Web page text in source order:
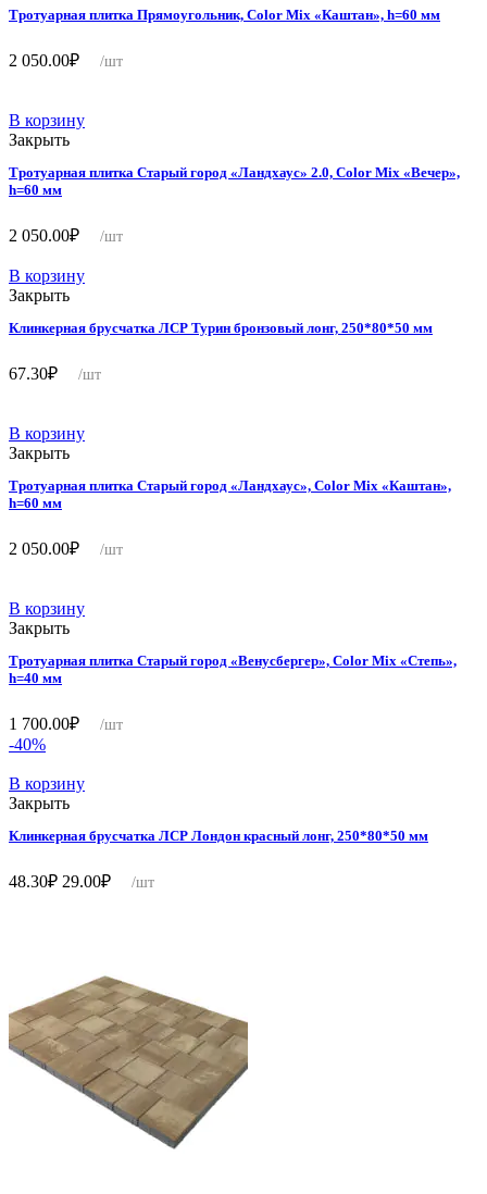
Тротуарная плитка Прямоугольник, Color Mix «Каштан», h=60 мм
2 050.00₽ /шт
В корзину
Закрыть
Тротуарная плитка Старый город «Ландхаус» 2.0, Color Mix «Вечер»,
h=60 мм
2 050.00₽ /шт
В корзину
Закрыть
Клинкерная брусчатка ЛСР Турин бронзовый лонг, 250*80*50 мм
67.30₽ /шт
В корзину
Закрыть
Тротуарная плитка Старый город «Ландхаус», Color Mix «Каштан»,
h=60 мм
2 050.00₽ /шт
В корзину
Закрыть
Тротуарная плитка Старый город «Венусбергер», Color Mix «Степь»,
h=40 мм
1 700.00₽ /шт
-40%
В корзину
Закрыть
Клинкерная брусчатка ЛСР Лондон красный лонг, 250*80*50 мм
48.30₽ цена
29.00₽цена:
/шт